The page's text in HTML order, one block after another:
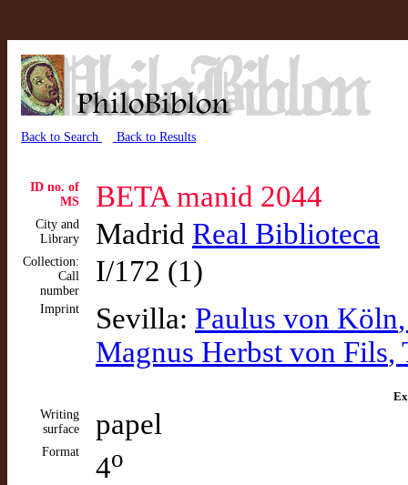
Back to Search Back to Results
ID no. of
MS
BETA manid 2044
City and
Library
Madrid Real Biblioteca
Collection:
Call
number
I/172 (1)
Imprint Sevilla: Paulus von Köln
Magnus Herbst von Fils,
Writing
surface
papel
Format 4o